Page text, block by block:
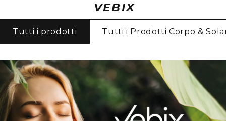
VEBIX
Tutti i prodotti Tutti i Prodotti Corpo &